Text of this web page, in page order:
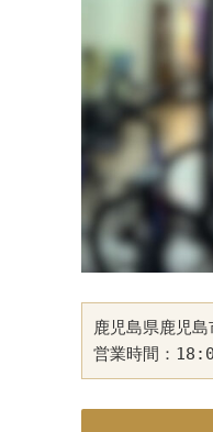
鹿児島県鹿児
営業時間：